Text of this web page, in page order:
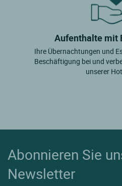
Aufenthalte mit
Ihre Übernachtungen und
Beschäftigung bei und
unserer
Abonnieren Sie
Newsletter